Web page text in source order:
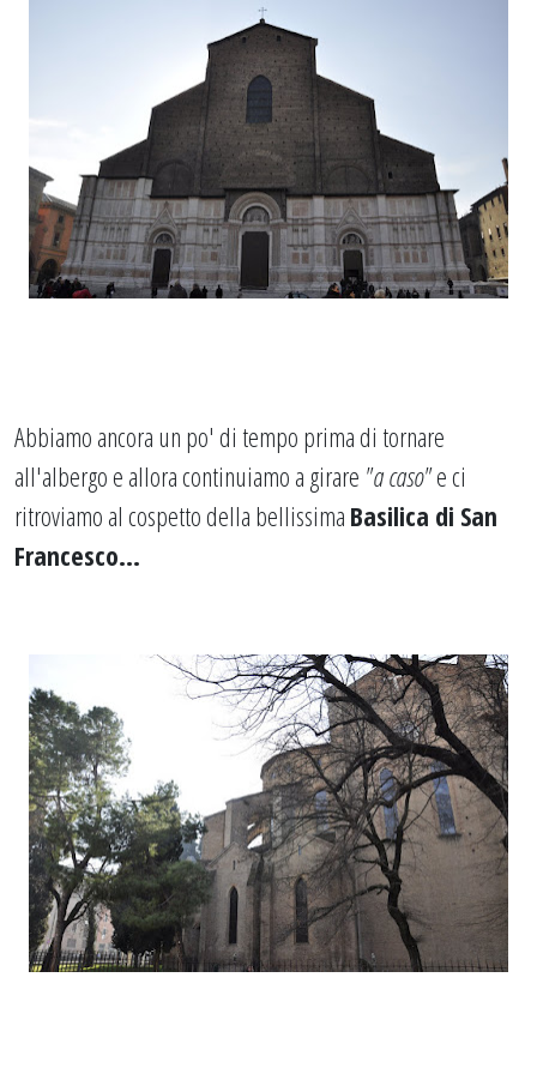
Abbiamo ancora un po' di tempo prima di tornare
all'albergo e allora continuiamo a girare "a caso"e ci
ritroviamo al cospetto della bellissima Basilica di San
Francesco...